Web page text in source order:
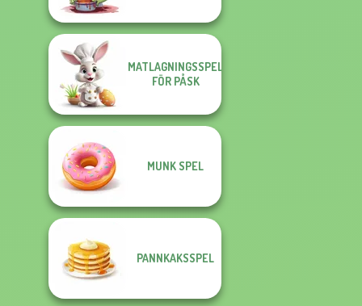
MATLAGNINGSSPEL
FÖR PÅSK
MUNK SPEL
PANNKAKSSPEL